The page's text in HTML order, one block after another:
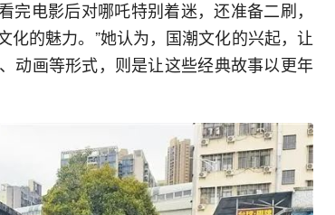
完电影后对哪吒特别着迷，还准备二刷，
的魅力。”她认为，国潮文化的兴起，让
动画等形式，则是让这些经典故事以更年